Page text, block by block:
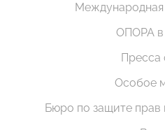
Международная
ОПОРА в
Пресса
Особое
Бюро по защите прав